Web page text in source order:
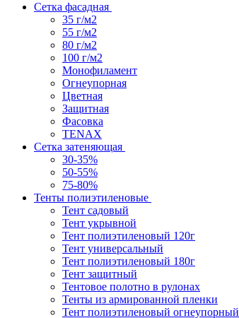
Сетка фасадная
35 г/м2
55 г/м2
80 г/м2
100 г/м2
Монофиламент
Огнеупорная
Цветная
Защитная
Фасовка
TENAX
Сетка затеняющая
30-35%
50-55%
75-80%
Тенты полиэтиленовые
Тент садовый
Тент укрывной
Тент полиэтиленовый 120г
Тент универсальный
Тент полиэтиленовый 180г
Тент защитный
Тентовое полотно в рулонах
Тенты из армированной пленки
Тент полиэтиленовый огнеупорный